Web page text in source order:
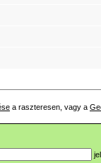
a raszteresen, vagy a